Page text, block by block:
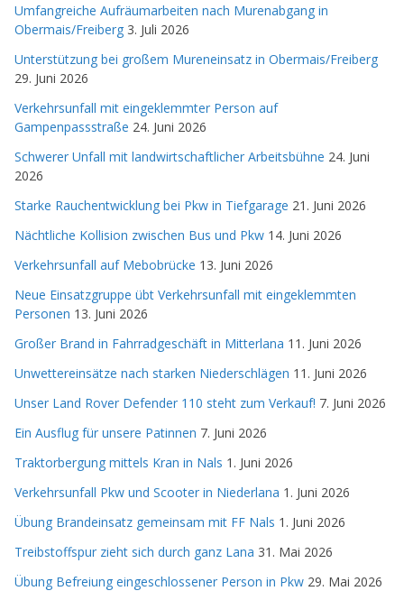
Umfangreiche Aufräumarbeiten nach Murenabgang in
Obermais/Freiberg 3. Juli 2026
Unterstützung bei großem Mureneinsatz in Obermais/Freiberg
29. Juni 2026
Verkehrsunfall mit eingeklemmter Person auf
Gampenpassstraße 24. Juni 2026
Schwerer Unfall mit landwirtschaftlicher Arbeitsbühne 24. Juni
2026
Starke Rauchentwicklung bei Pkw in Tiefgarage 21. Juni 2026
Nächtliche Kollision zwischen Bus und Pkw 14. Juni 2026
Verkehrsunfall auf Mebobrücke 13. Juni 2026
Neue Einsatzgruppe übt Verkehrsunfall mit eingeklemmten
Personen 13. Juni 2026
Großer Brand in Fahrradgeschäft in Mitterlana 11. Juni 2026
Unwettereinsätze nach starken Niederschlägen 11. Juni 2026
Unser Land Rover Defender 110 steht zum Verkauf! 7. Juni 2026
Ein Ausflug für unsere Patinnen 7. Juni 2026
Traktorbergung mittels Kran in Nals 1. Juni 2026
Verkehrsunfall Pkw und Scooter in Niederlana 1. Juni 2026
Übung Brandeinsatz gemeinsam mit FF Nals 1. Juni 2026
Treibstoffspur zieht sich durch ganz Lana 31. Mai 2026
Übung Befreiung eingeschlossener Person in Pkw 29. Mai 2026